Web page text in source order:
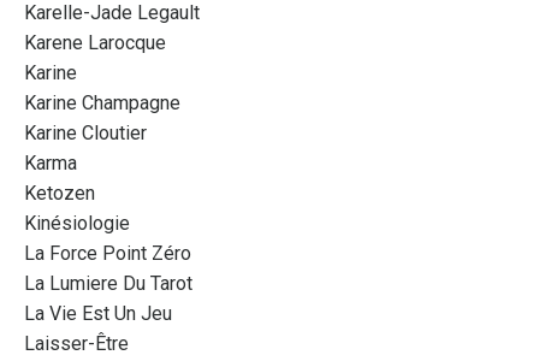
Karelle-Jade Legault
Karene Larocque
Karine
Karine Champagne
Karine Cloutier
Karma
Ketozen
Kinésiologie
La Force Point Zéro
La Lumiere Du Tarot
La Vie Est Un Jeu
Laisser-Être